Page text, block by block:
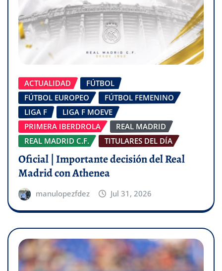
ACTUALIDAD
FÚTBOL
FÚTBOL EUROPEO
FÚTBOL FEMENINO
LIGA F
LIGA F MOEVE
PRIMERA IBERDROLA
REAL MADRID
REAL MADRID C.F.
TITULARES DEL DÍA
Oficial | Importante decisión del Real
Madrid con Athenea
manulopezfdez Jul 31, 2026